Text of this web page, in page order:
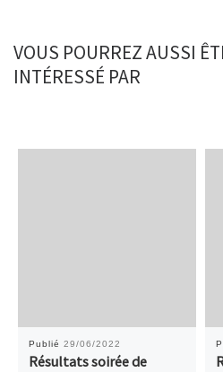
VOUS POURREZ AUSSI
INTÉRESSÉ PAR
Publié 29/06/2022
Résultats soirée de